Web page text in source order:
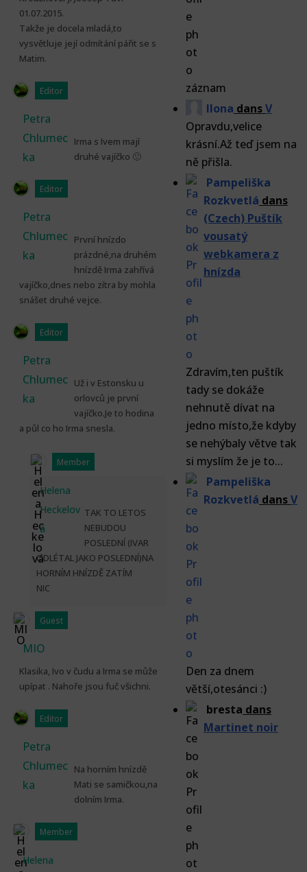
záznam
Ilona dansV
Opravdu,velice
krásní.Až teď jsem na
ně přišla.
Pampeliška
Rozkvetlá dans
(Czech) Puštík
vousatý
webkamera z
hnízda
Zdravím,ten puštík
tady se dokáže
nehnutě dívat na
jedno místo,že kdyby
se nehýbaly větve tak
si myslím že je to...
Pampeliška
Rozkvetlá dansV
Den za dnem
větší,otesánci :)
bresta dans
Martinet noir
01.07.2015.
Takže je docela mladá,to
vysvětluje její odmítání pářit se s
Matim.
Editor
Petra
Chlumec
ka
Irma s Ivem mají
druhé vajíčko 🙂
Editor
Petra
Chlumec
ka
První hnízdo
prázdné,na druhém
hnízdě Irma zahřívá
vajíčko,dnes nebo zítra by mohla
snášet druhé vejce.
Editor
Petra
Chlumec
ka
Už i v Estonsku u
orlovců je první
vajíčko.Je to hodina
a půl co ho Irma snesla.
Member
Helena
Heckelov
á
TAK TO LETOS
NEBUDOU
POSLEDNÍ (IVAR
ODLÉTAL JAKO POSLEDNÍ)NA
HORNÍM HNÍZDĚ ZATÍM
NIC
Guest
MIO
Klasika, Ivo v čudu a Irma se může
upípat . Nahoře jsou fuč všichni.
Editor
Petra
Chlumec
ka
Na horním hnízdě
Mati se samičkou,na
dolním Irma.
Member
Helena